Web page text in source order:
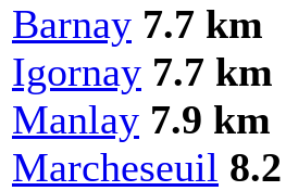
Barnay 7.7 km
Igornay 7.7 km
Manlay 7.9 km
Marcheseuil